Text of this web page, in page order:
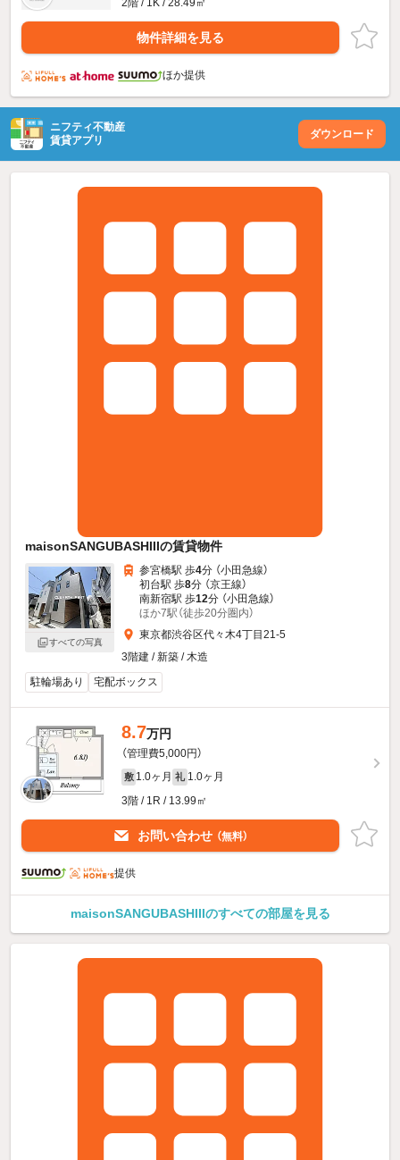
2階 / 1K / 28.49㎡
物件詳細を見る
ほか提供
ニフティ不動産
賃貸アプリ
ダウンロード
maisonSANGUBASHIIIの賃貸物件
すべての写真
参宮橋駅 歩4分 （小田急線）
初台駅 歩8分 （京王線）
南新宿駅 歩12分 （小田急線）
ほか7駅（徒歩20分圏内）
東京都渋谷区代々木4丁目21-5
3階建 / 新築 / 木造
駐輪場あり
宅配ボックス
8.7万円
（管理費5,000円）
敷 1.0ヶ月 礼 1.0ヶ月
3階 / 1R / 13.99㎡
お問い合わせ （無料）
提供
maisonSANGUBASHIIIのすべての部屋を見る